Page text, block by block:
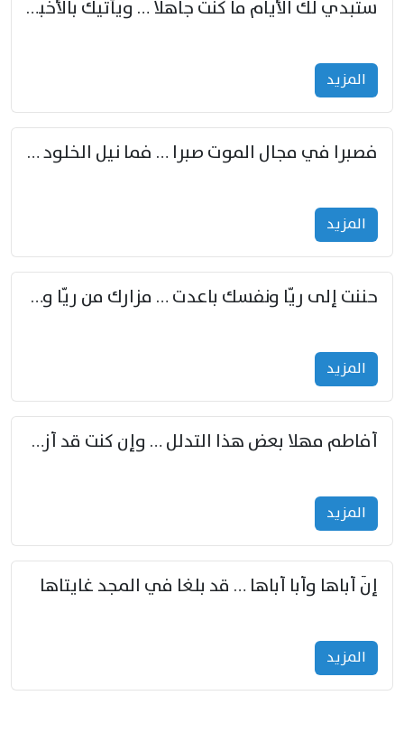
ستبدي لك الأيام ما كنت جاهلا … ويأتيك بالأخبار من لم تزوّد
المزید
فصبرا في مجال الموت صبرا … فما نيل الخلود بمستطاع
المزید
حننت إلى ريّا ونفسك باعدت … مزارك من ريّا وشعباكما معا
المزید
أفاطم مهلا بعض هذا التدلل … وإن كنت قد أزمعت صرمي فأجملي
المزید
إنّ أباها وأبا أباها … قد بلغا في المجد غايتاها
المزید